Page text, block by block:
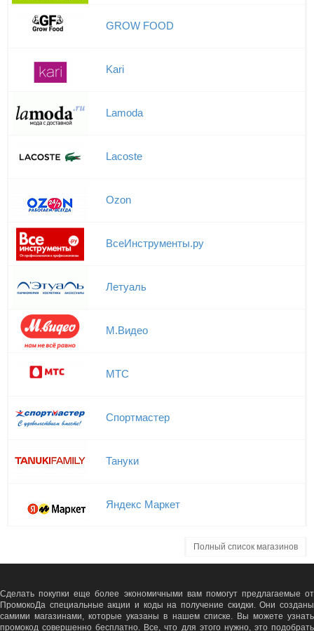
GROW FOOD
Kari
Lamoda
Lacoste
Ozon
ВсеИнструменты.ру
Летуаль
М.Видео
МТС
Спортмастер
Тануки
Яндекс Маркет
Полный список магазинов
Сделать покупки еще более экономичными вам помогут предлагаемые от
ПромокоДа специальные акции и коды на получение скидки. Они созданы
самими магазинами, которые указаны в нашем списке. Вы можете узнать
промокод совершенно бесплатно. Все, что для этого нужно, это подобрать